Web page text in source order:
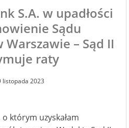
S.A. w upadłości
Sądu
– Sąd II
raty
listopada 2023
którym uzyskałam